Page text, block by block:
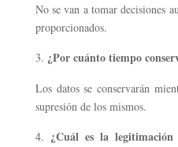
No se van a tomar decisiones
proporcionados.
¿Por cuánto tiempo
Los datos se conservarán
supresión de los mismos.
¿Cuál es la